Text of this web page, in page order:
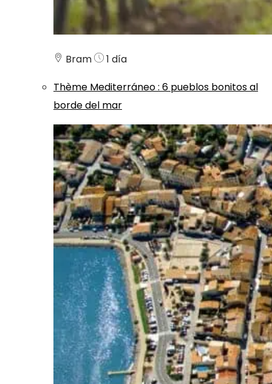
Bram
1 día
Thème Mediterráneo: 6 pueblos bonitos al
borde del mar